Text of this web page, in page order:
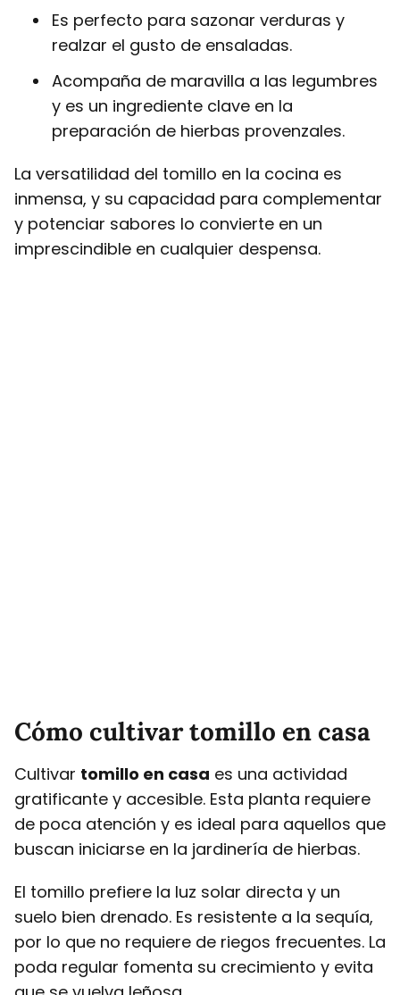
Es perfecto para sazonar verduras y
realzar el gusto de ensaladas.
Acompaña de maravilla a las legumbres
y es un ingrediente clave en la
preparación de hierbas provenzales.
La versatilidad del tomillo en la cocina es
inmensa, y su capacidad para complementar
y potenciar sabores lo convierte en un
imprescindible en cualquier despensa.
Cómo cultivar tomillo en casa
Cultivar tomillo en casa es una actividad
gratificante y accesible. Esta planta requiere
de poca atención y es ideal para aquellos que
buscan iniciarse en la jardinería de hierbas.
El tomillo prefiere la luz solar directa y un
suelo bien drenado. Es resistente a la sequía,
por lo que no requiere de riegos frecuentes. La
poda regular fomenta su crecimiento y evita